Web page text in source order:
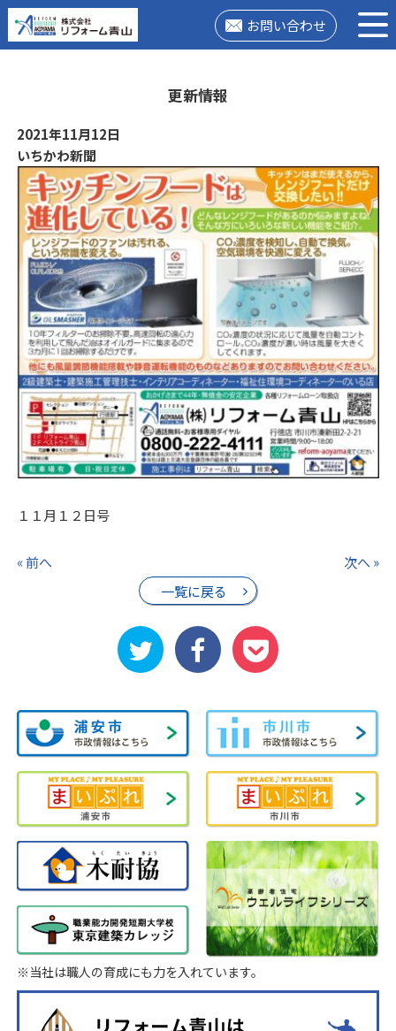
お問い合わせ
更新情報
2021年11月12日
いちかわ新聞
１１月１２日号
« 前へ
一覧に戻る
次へ »
※当社は職人の育成にも力を入れています。